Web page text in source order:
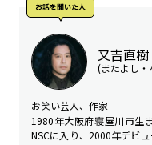
お話を聞いた⼈
又吉直樹
(またよし・
お笑い芸人、作家
1980年大阪府寝屋川市生
NSCに入り、2000年デビ